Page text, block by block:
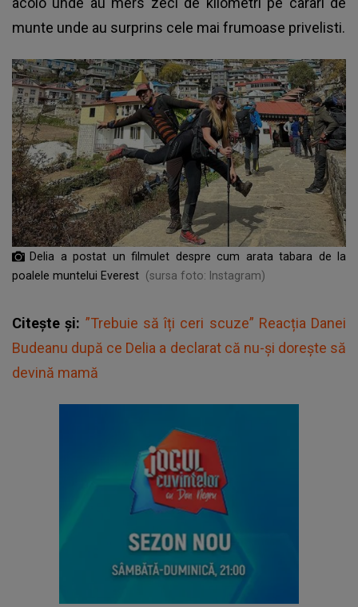
munte unde au surprins cele mai frumoase privelisti.
Delia a postat un filmulet despre cum arata tabara de la
poalele muntelui Everest (sursa foto: Instagram)
Citește și: ”Trebuie să îți ceri scuze” Reacția Danei
Budeanu după ce Delia a declarat că nu-și dorește să
devină mamă